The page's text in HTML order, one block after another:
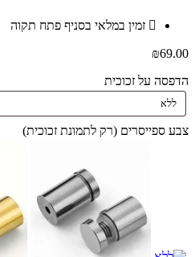
זמין במלאי בסניף פתח תקוה
₪69.00
הדפסה על זכוכית
צבע ספייסרים (רק לתמונת זכוכית)